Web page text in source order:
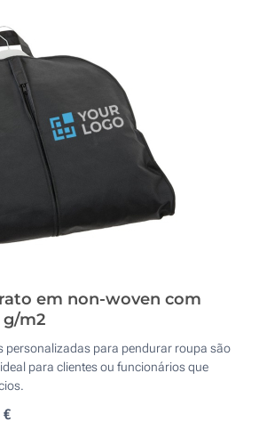
em non-woven com
g/m2
personalizadas para pendurar roupa são
para clientes ou funcionários que
€